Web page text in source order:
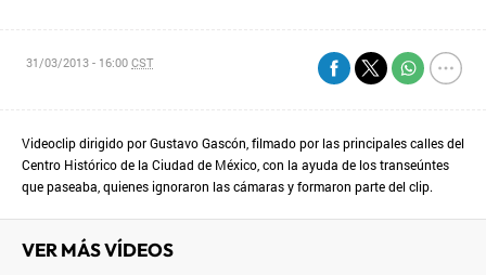
31/03/2013 - 16:00CST
Videoclip dirigido por Gustavo Gascón, filmado por las principales calles del
Centro Histórico de la Ciudad de México, con la ayuda de los transeúntes
que paseaba, quienes ignoraron las cámaras y formaron parte del clip.
VER MÁS VÍDEOS